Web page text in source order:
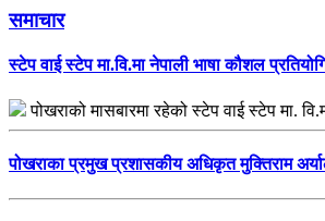
समाचार
स्टेप वाई स्टेप मा.वि.मा नेपाली भाषा कौशल
पोखराको मासबारमा रहेको स्टेप वाई स्टेप मा.
पोखराका प्रमुख प्रशासकीय अधिकृत मुक्तिराम